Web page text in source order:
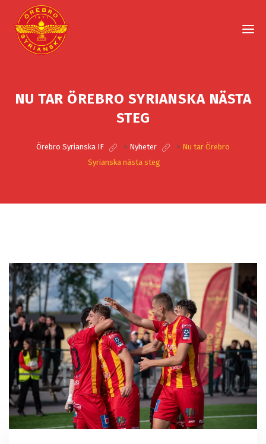
NU TAR ÖREBRO SYRIANSKA NÄSTA
STEG
Örebro Syrianska IF > Nyheter > Nu tar Örebro
Syrianska nästa steg